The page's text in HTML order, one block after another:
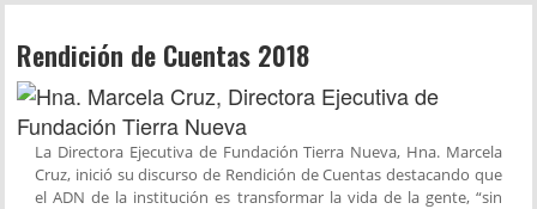
Rendición de Cuentas 2018
La Directora Ejecutiva de Fundación Tierra Nueva, Hna. Marcela
Cruz, inició su discurso de Rendición de Cuentas destacando que
el ADN de la institución es transformar la vida de la gente, “sin